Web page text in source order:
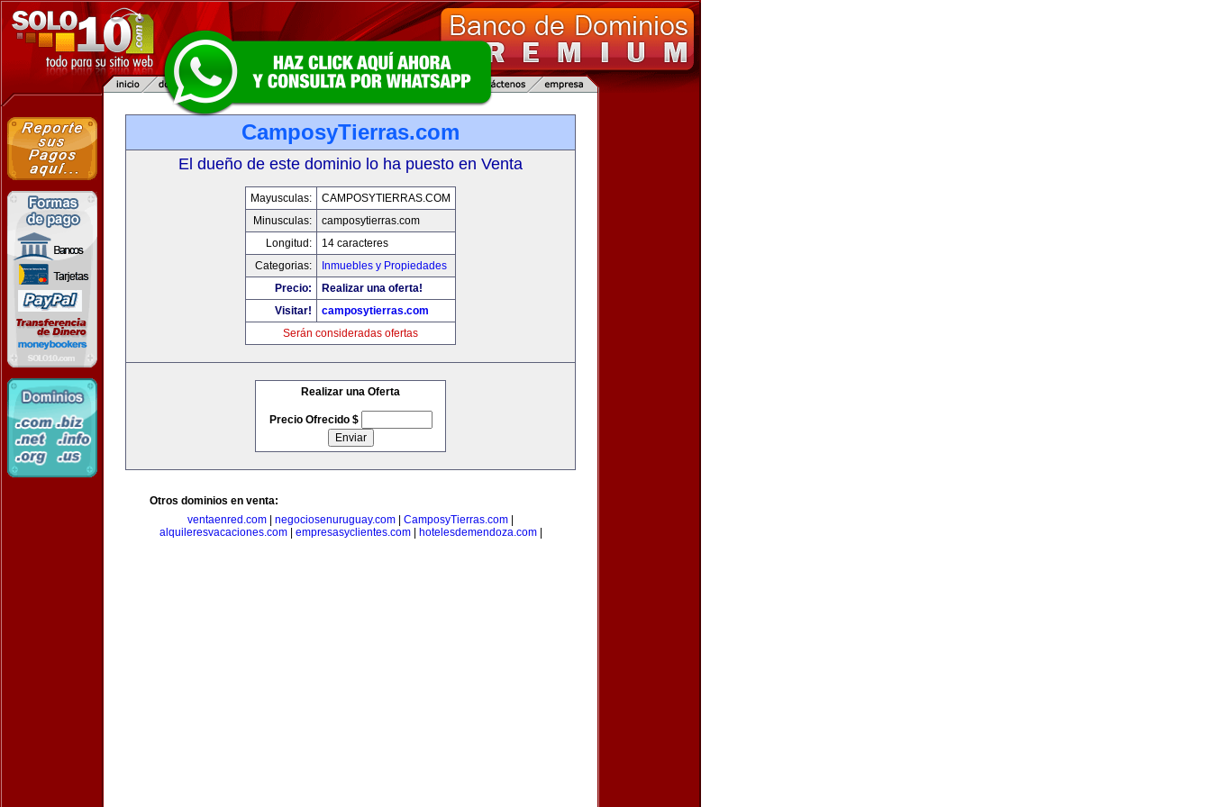
CamposyTierras.com
El dueño de este dominio lo ha puesto en Venta
Mayusculas:
CAMPOSYTIERRAS.COM
Minusculas:
camposytierras.com
Longitud:
14 caracteres
Categorias:
Inmuebles y Propiedades
Precio:
Realizar una oferta!
Visitar!
camposytierras.com
Serán consideradas ofertas
Realizar una Oferta
Precio Ofrecido $
Otros dominios en venta:
ventaenred.com
negociosenuruguay.com CamposyTierras.com
alquileresvacaciones.com| empresasyclientes.com| hotelesdemendoza.com|